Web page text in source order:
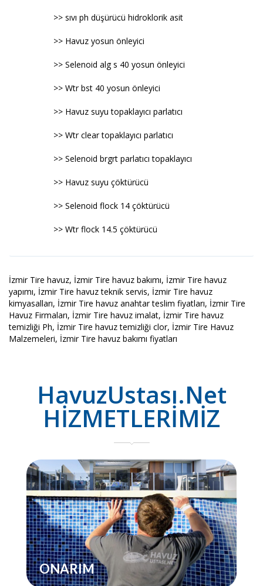
>> sıvı ph düşürücü hidroklorik asit
>> Havuz yosun önleyici
>> Selenoid alg s 40 yosun önleyici
>> Wtr bst 40 yosun önleyici
>> Havuz suyu topaklayıcı parlatıcı
>> Wtr clear topaklayıcı parlatıcı
>> Selenoid brgrt parlatıcı topaklayıcı
>> Havuz suyu çöktürücü
>> Selenoid flock 14 çöktürücü
>> Wtr flock 14.5 çöktürücü
İzmir Tire havuz, İzmir Tire havuz bakımı, İzmir Tire havuz
yapımı, İzmir Tire havuz teknik servis, İzmir Tire havuz
kimyasalları, İzmir Tire havuz anahtar teslim fiyatları, İzmir Tire
Havuz Firmaları, İzmir Tire havuz imalat, İzmir Tire havuz
temizliği Ph, İzmir Tire havuz temizliği clor, İzmir Tire Havuz
Malzemeleri, İzmir Tire havuz bakımı fiyatları
HavuzUstası.Net
HİZMETLERİMİZ
ONARIM